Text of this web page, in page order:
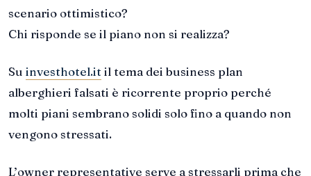
scenario ottimistico?
Chi risponde se il piano non si realizza?
Su investhotel.it il tema dei business plan
alberghieri falsati è ricorrente proprio perché
molti piani sembrano solidi solo fino a quando non
vengono stressati.
L’owner representative serve a stressarli prima che